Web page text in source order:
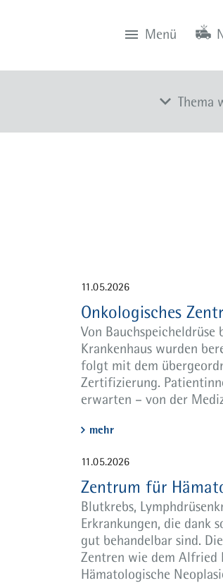
Menü
Thema
Bettenstationen
Team
Sprechstunden
Aktuelles
11.05.2026
Onkologisches
Von
Krankenhaus wurden
folgt mit dem
Zertifizierung.
erwarten – von der
mehr
11.05.2026
Zentrum für
Blutkrebs,
Erkrankungen, die dank
gut behandelbar sind.
Zentren wie dem Alfried
Hämatologische